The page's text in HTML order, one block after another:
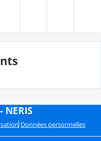
NERIS
Données personnelles